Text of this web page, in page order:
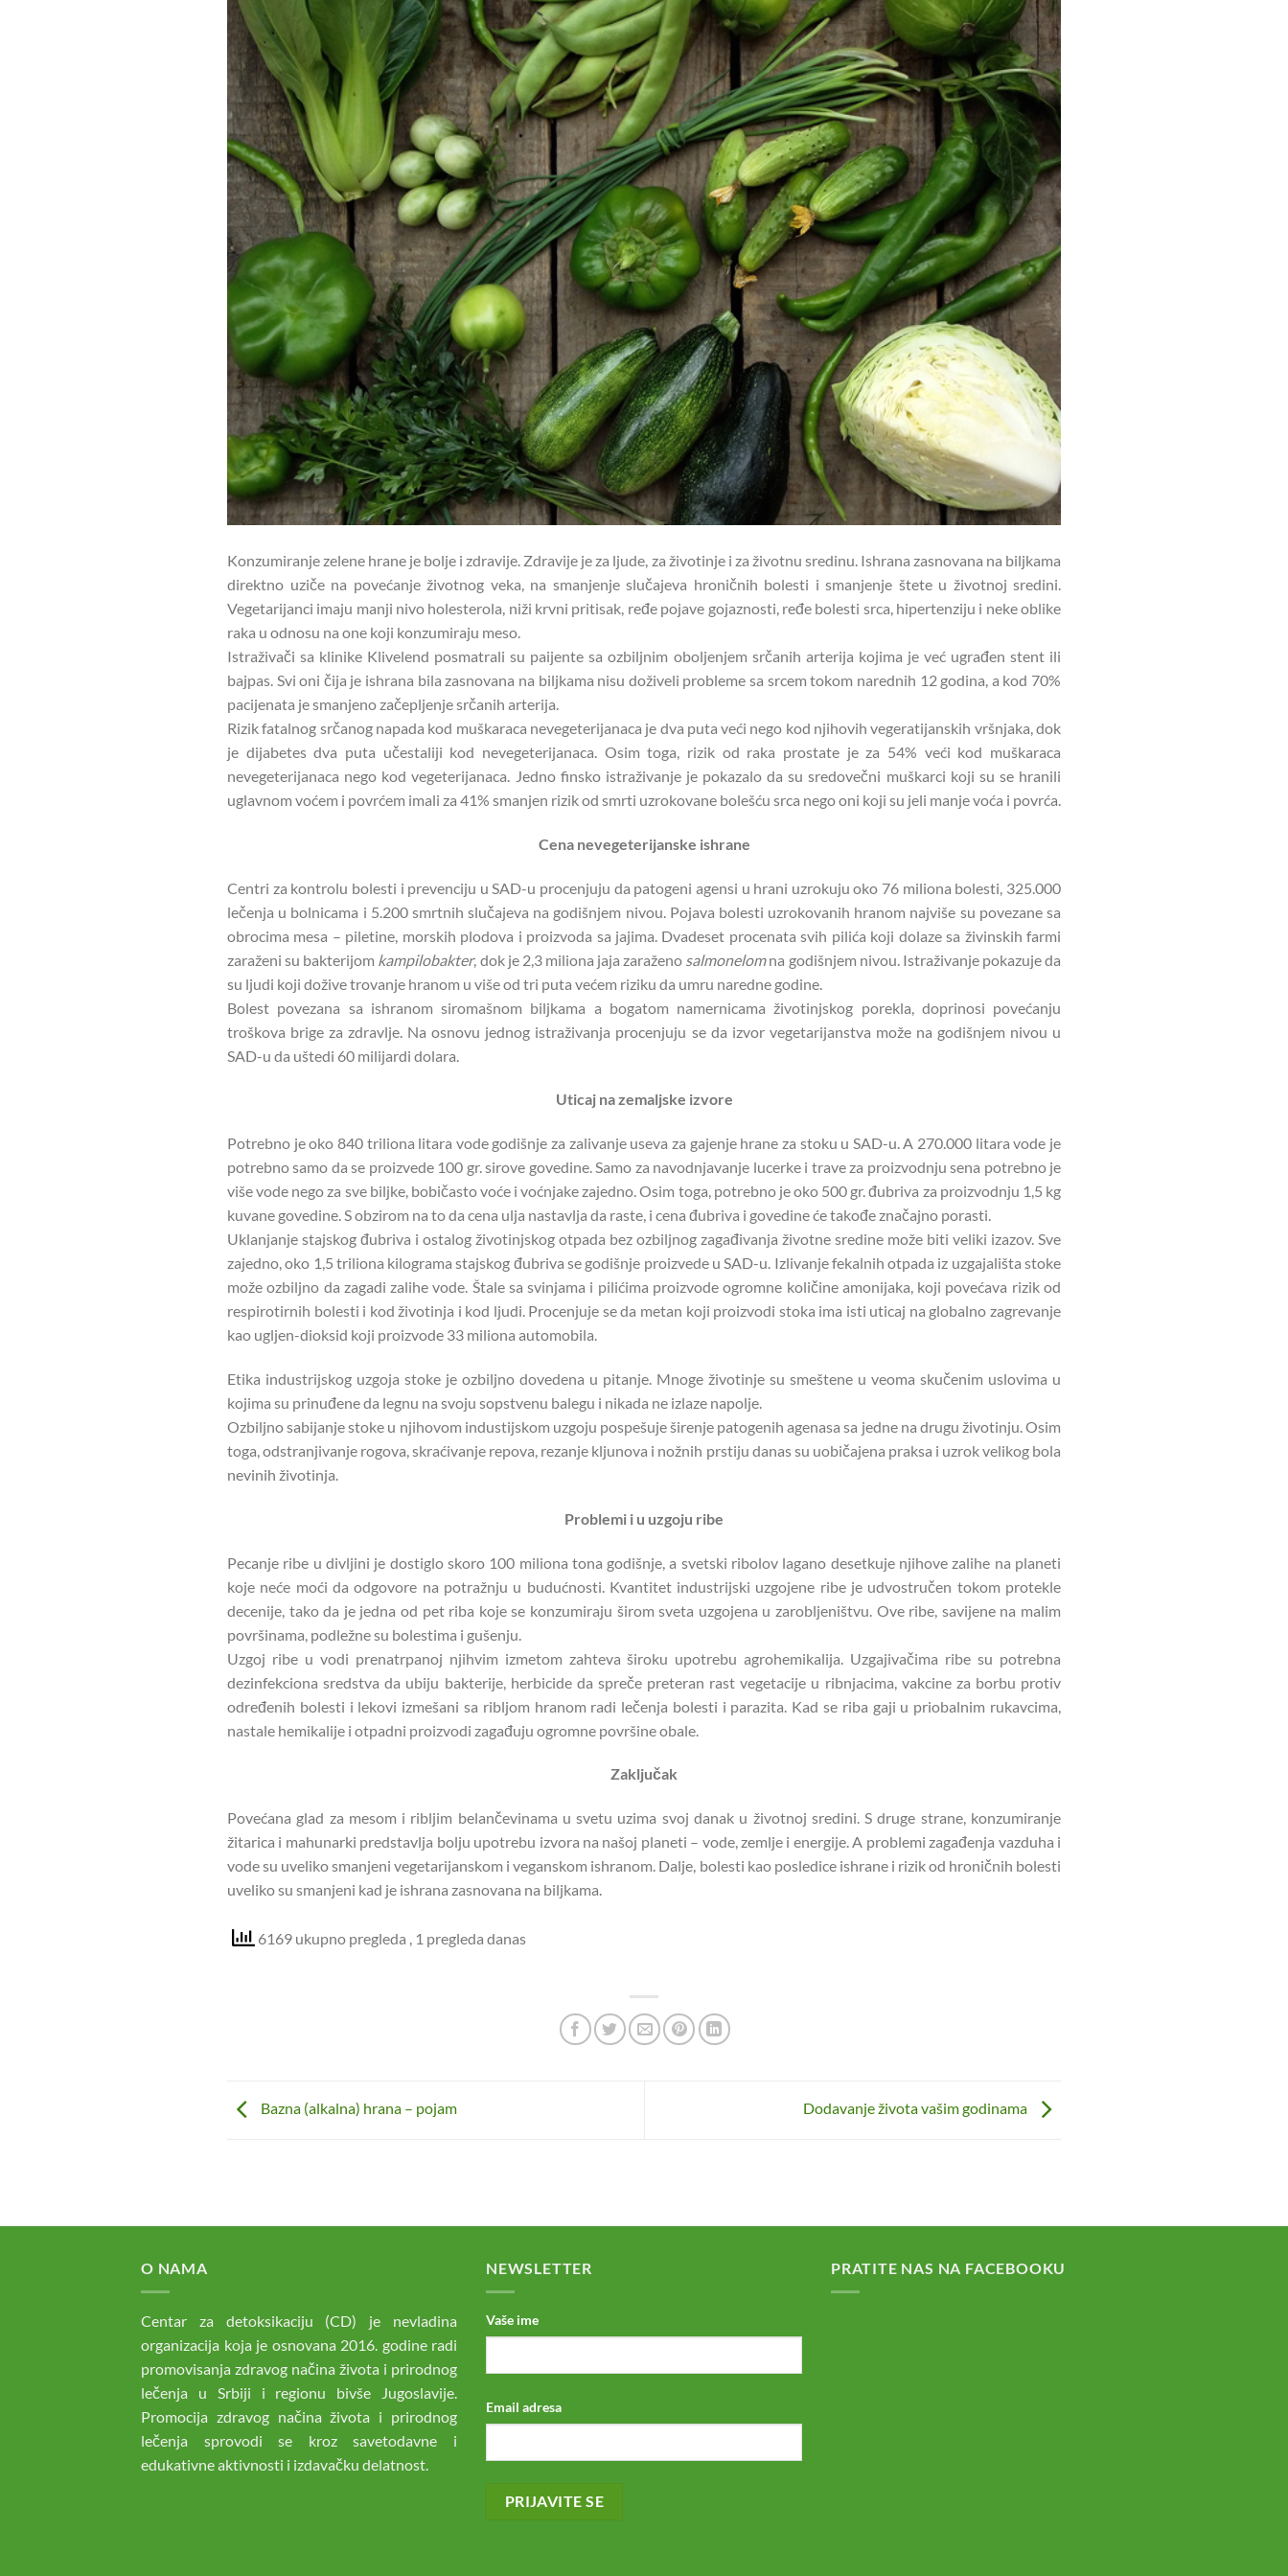
Konzumiranje zelene hrane je bolje i zdravije. Zdravije je za ljude, za životinje i za životnu sredinu. Ishrana zasnovana na biljkama
direktno uziče na povećanje životnog veka, na smanjenje slučajeva hroničnih bolesti i smanjenje štete u životnoj sredini.
Vegetarijanci imaju manji nivo holesterola, niži krvni pritisak, ređe pojave gojaznosti, ređe bolesti srca, hipertenziju i neke oblike
raka u odnosu na one koji konzumiraju meso.
Istraživači sa klinike Klivelend posmatrali su paijente sa ozbiljnim oboljenjem srčanih arterija kojima je već ugrađen stent ili
bajpas. Svi oni čija je ishrana bila zasnovana na biljkama nisu doživeli probleme sa srcem tokom narednih 12 godina, a kod 70%
pacijenata je smanjeno začepljenje srčanih arterija.
Rizik fatalnog srčanog napada kod muškaraca nevegeterijanaca je dva puta veći nego kod njihovih vegeratijanskih vršnjaka, dok
je dijabetes dva puta učestaliji kod nevegeterijanaca. Osim toga, rizik od raka prostate je za 54% veći kod muškaraca
nevegeterijanaca nego kod vegeterijanaca. Jedno finsko istraživanje je pokazalo da su sredovečni muškarci koji su se hranili
uglavnom voćem i povrćem imali za 41% smanjen rizik od smrti uzrokovane bolešću srca nego oni koji su jeli manje voća i povrća.
Cena nevegeterijanske ishrane
Centri za kontrolu bolesti i prevenciju u SAD-u procenjuju da patogeni agensi u hrani uzrokuju oko 76 miliona bolesti, 325.000
lečenja u bolnicama i 5.200 smrtnih slučajeva na godišnjem nivou. Pojava bolesti uzrokovanih hranom najviše su povezane sa
obrocima mesa – piletine, morskih plodova i proizvoda sa jajima. Dvadeset procenata svih pilića koji dolaze sa živinskih farmi
zaraženi su bakterijom kampilobakter, dok je 2,3 miliona jaja zaraženo salmonelomna godišnjem nivou. Istraživanje pokazuje da
su ljudi koji dožive trovanje hranom u više od tri puta većem riziku da umru naredne godine.
Bolest povezana sa ishranom siromašnom biljkama a bogatom namernicama životinjskog porekla, doprinosi povećanju
troškova brige za zdravlje. Na osnovu jednog istraživanja procenjuju se da izvor vegetarijanstva može na godišnjem nivou u
SAD-u da uštedi 60 milijardi dolara.
Uticaj na zemaljske izvore
Potrebno je oko 840 triliona litara vode godišnje za zalivanje useva za gajenje hrane za stoku u SAD-u. A 270.000 litara vode je
potrebno samo da se proizvede 100 gr. sirove govedine. Samo za navodnjavanje lucerke i trave za proizvodnju sena potrebno je
više vode nego za sve biljke, bobičasto voće i voćnjake zajedno. Osim toga, potrebno je oko 500 gr. đubriva za proizvodnju 1,5 kg
kuvane govedine. S obzirom na to da cena ulja nastavlja da raste, i cena đubriva i govedine će takođe značajno porasti.
Uklanjanje stajskog đubriva i ostalog životinjskog otpada bez ozbiljnog zagađivanja životne sredine može biti veliki izazov. Sve
zajedno, oko 1,5 triliona kilograma stajskog đubriva se godišnje proizvede u SAD-u. Izlivanje fekalnih otpada iz uzgajališta stoke
može ozbiljno da zagadi zalihe vode. Štale sa svinjama i pilićima proizvode ogromne količine amonijaka, koji povećava rizik od
respirotirnih bolesti i kod životinja i kod ljudi. Procenjuje se da metan koji proizvodi stoka ima isti uticaj na globalno zagrevanje
kao ugljen-dioksid koji proizvode 33 miliona automobila.
Etika industrijskog uzgoja stoke je ozbiljno dovedena u pitanje. Mnoge životinje su smeštene u veoma skučenim uslovima u
kojima su prinuđene da legnu na svoju sopstvenu balegu i nikada ne izlaze napolje.
Ozbiljno sabijanje stoke u njihovom industijskom uzgoju pospešuje širenje patogenih agenasa sa jedne na drugu životinju. Osim
toga, odstranjivanje rogova, skraćivanje repova, rezanje kljunova i nožnih prstiju danas su uobičajena praksa i uzrok velikog bola
nevinih životinja.
Problemi i u uzgoju ribe
Pecanje ribe u divljini je dostiglo skoro 100 miliona tona godišnje, a svetski ribolov lagano desetkuje njihove zalihe na planeti
koje neće moći da odgovore na potražnju u budućnosti. Kvantitet industrijski uzgojene ribe je udvostručen tokom protekle
decenije, tako da je jedna od pet riba koje se konzumiraju širom sveta uzgojena u zarobljeništvu. Ove ribe, savijene na malim
površinama, podležne su bolestima i gušenju.
Uzgoj ribe u vodi prenatrpanoj njihvim izmetom zahteva široku upotrebu agrohemikalija. Uzgajivačima ribe su potrebna
dezinfekciona sredstva da ubiju bakterije, herbicide da spreče preteran rast vegetacije u ribnjacima, vakcine za borbu protiv
određenih bolesti i lekovi izmešani sa ribljom hranom radi lečenja bolesti i parazita. Kad se riba gaji u priobalnim rukavcima,
nastale hemikalije i otpadni proizvodi zagađuju ogromne površine obale.
Zaključak
Povećana glad za mesom i ribljim belančevinama u svetu uzima svoj danak u životnoj sredini. S druge strane, konzumiranje
žitarica i mahunarki predstavlja bolju upotrebu izvora na našoj planeti – vode, zemlje i energije. A problemi zagađenja vazduha i
vode su uveliko smanjeni vegetarijanskom i veganskom ishranom. Dalje, bolesti kao posledice ishrane i rizik od hroničnih bolesti
uveliko su smanjeni kad je ishrana zasnovana na biljkama.
6169 ukupno pregleda , 1 pregleda danas
Bazna (alkalna) hrana – pojam Dodavanje života vašim godinama
O NAMA
Centar za detoksikaciju (CD) je nevladina
organizacija koja je osnovana 2016. godine radi
promovisanja zdravog načina života i prirodnog
lečenja u Srbiji i regionu bivše Jugoslavije.
Promocija zdravog načina života i prirodnog
lečenja sprovodi se kroz savetodavne i
edukativne aktivnosti i izdavačku delatnost.
NEWSLETTER
Vaše ime
Email adresa
PRATITE NAS NA FACEBOOKU